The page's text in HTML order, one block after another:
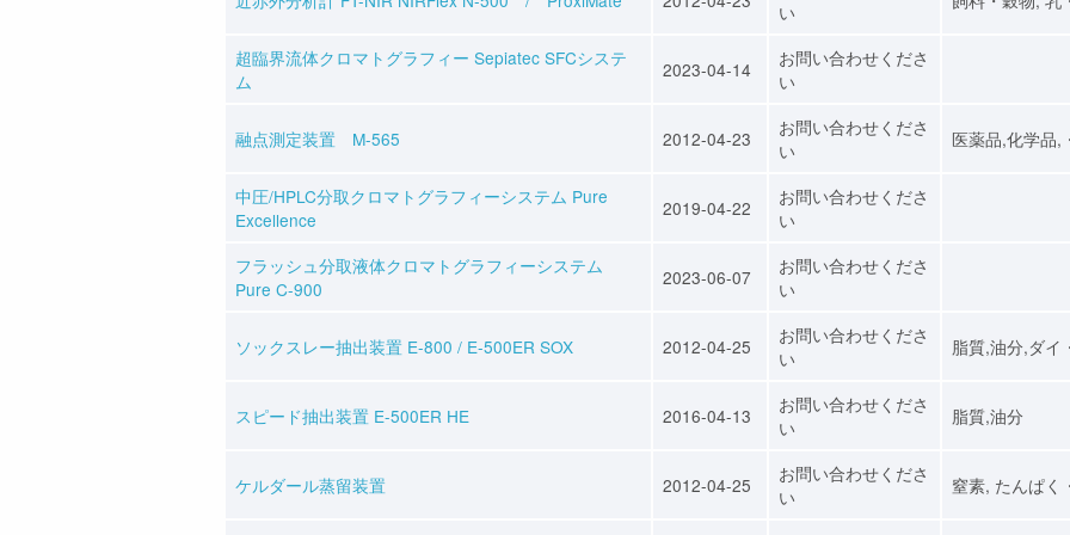
い
超臨界流体クロマトグラフィー Sepiatec SFCシステ
ム
2023-04-14
お問い合わせくださ
い
融点測定装置 M-565 2012-04-23
お問い合わせくださ
い
医薬品,化学品,
中圧/HPLC分取クロマトグラフィーシステム Pure
Excellence
2019-04-22
お問い合わせくださ
い
フラッシュ分取液体クロマトグラフィーシステム
Pure C-900
2023-06-07
お問い合わせくださ
い
ソックスレー抽出装置 E-800 / E-500ER SOX 2012-04-25
お問い合わせくださ
い
脂質,油分,ダイ
スピード抽出装置 E-500ER HE 2016-04-13
お問い合わせくださ
い
脂質,油分
ケルダール蒸留装置 2012-04-25
お問い合わせくださ
い
窒素, たんぱく